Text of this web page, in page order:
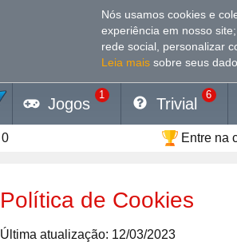
Nós usamos cookies e
experiência em nosso site
rede social, personalizar
Leia mais sobre seus
Jogos
1
Trivial
6
0 Entre na
Política de Cookies
Última atualização: 12/03/2023